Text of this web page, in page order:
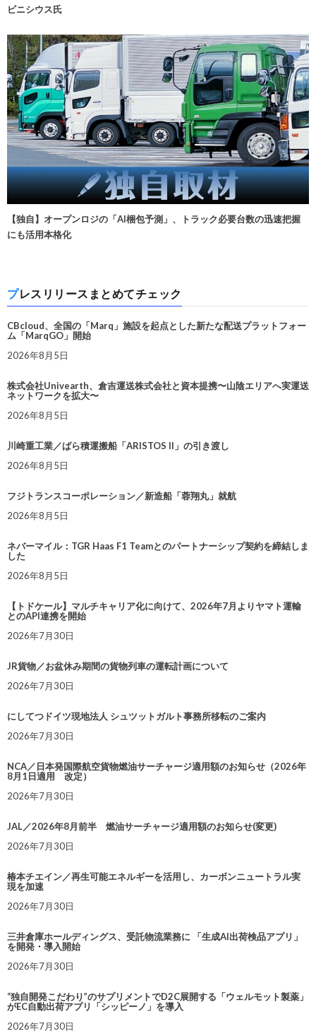
ビニシウス氏
【独自】オープンロジの「AI梱包予測」、トラック必要台数の迅速把握
にも活用本格化
プレスリリースまとめてチェック
CBcloud、全国の「Marq」施設を起点とした新たな配送プラットフォー
ム「MarqGO」開始
2026年8月5日
株式会社Univearth、倉吉運送株式会社と資本提携〜山陰エリアへ実運送
ネットワークを拡大〜
2026年8月5日
川崎重工業／ばら積運搬船「ARISTOS II」の引き渡し
2026年8月5日
フジトランスコーポレーション／新造船「蓉翔丸」就航
2026年8月5日
ネバーマイル：TGR Haas F1 Teamとのパートナーシップ契約を締結しま
した
2026年8月5日
【トドケール】マルチキャリア化に向けて、2026年7月よりヤマト運輸
とのAPI連携を開始
2026年7月30日
JR貨物／お盆休み期間の貨物列車の運転計画について
2026年7月30日
にしてつドイツ現地法人 シュツットガルト事務所移転のご案内
2026年7月30日
NCA／日本発国際航空貨物燃油サーチャージ適用額のお知らせ（2026年
8月1日適用 改定）
2026年7月30日
JAL／2026年8月前半 燃油サーチャージ適用額のお知らせ(変更)
2026年7月30日
椿本チエイン／再生可能エネルギーを活用し、カーボンニュートラル実
現を加速
2026年7月30日
三井倉庫ホールディングス、受託物流業務に 「生成AI出荷検品アプリ」
を開発・導入開始
2026年7月30日
“独自開発こだわり”のサプリメントでD2C展開する「ウェルモット製薬」
がEC自動出荷アプリ「シッピーノ」を導入
2026年7月30日